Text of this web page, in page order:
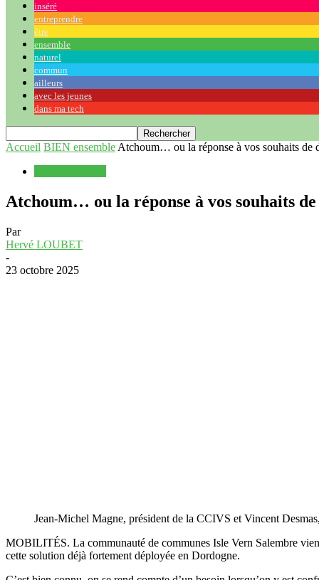
inséré
entreprendre
être
ensemble
naturel
commun
ailleurs
avec les jeunes
dans ma tech
Accueil BIEN ensemble Atchoum… ou la réponse à vos souhaits de
Atchoum… ou la réponse à vos souhaits
Par
Hervé LOUBET
-
23 octobre 2025
Jean-Michel Magne, président de la CCIVS et Vincent
MOBILITÉS. La communauté de communes Isle Vern Salembre
cette solution déjà fortement déployée en Dordogne.